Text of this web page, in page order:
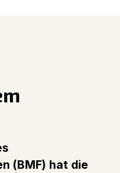
(BMF) hat die